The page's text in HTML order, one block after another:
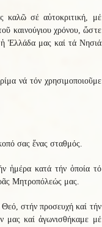
καλῶ σέ αὐτοκριτική, μέ
καινούγιου χρόνου, ὥστε
ἡ Ἑλλάδα μας καί τά Νησιά
νά τόν χρησιμοποιοῦμε
σας ἕνας σταθμός.
ἡμέρα κατά τήν ὁποία τό
Μητροπόλεώς μας.
στήν προσευχή καί τήν
μας καί ἀγωνισθήκαμε μέ